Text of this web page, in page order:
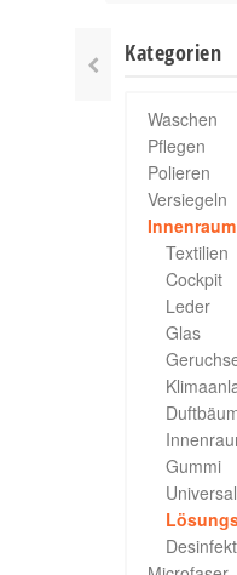
Kategorien
Waschen
Pflegen
Polieren
Versiegeln
Innenraum
Textilien
Cockpit
Leder
Glas
Gummi